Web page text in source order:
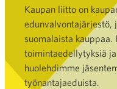
Kaupan liitto on
edunvalvontajärjestö,
suomalaista
toimintaedellytyksiä
huolehdimme
työnantajaeduista.